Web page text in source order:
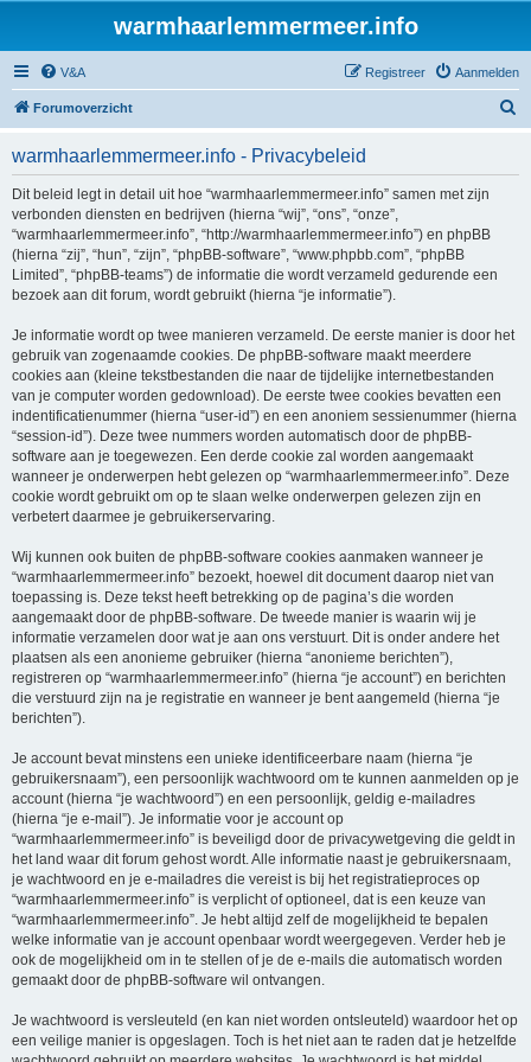
warmhaarlemmermeer.info
V&A Aanmelden
Registreer
Forumoverzicht
warmhaarlemmermeer.info - Privacybeleid
Dit beleid legt in detail uit hoe “warmhaarlemmermeer.info” samen met zijn
verbonden diensten en bedrijven (hierna “wij”, “ons”, “onze”,
“warmhaarlemmermeer.info”, “http://warmhaarlemmermeer.info”) en phpBB
(hierna “zij”, “hun”, “zijn”, “phpBB-software”, “www.phpbb.com”, “phpBB
Limited”, “phpBB-teams”) de informatie die wordt verzameld gedurende een
bezoek aan dit forum, wordt gebruikt (hierna “je informatie”).
Je informatie wordt op twee manieren verzameld. De eerste manier is door het
gebruik van zogenaamde cookies. De phpBB-software maakt meerdere
cookies aan (kleine tekstbestanden die naar de tijdelijke internetbestanden
van je computer worden gedownload). De eerste twee cookies bevatten een
indentificatienummer (hierna “user-id”) en een anoniem sessienummer (hierna
“session-id”). Deze twee nummers worden automatisch door de phpBB-
software aan je toegewezen. Een derde cookie zal worden aangemaakt
wanneer je onderwerpen hebt gelezen op “warmhaarlemmermeer.info”. Deze
cookie wordt gebruikt om op te slaan welke onderwerpen gelezen zijn en
verbetert daarmee je gebruikerservaring.
Wij kunnen ook buiten de phpBB-software cookies aanmaken wanneer je
“warmhaarlemmermeer.info” bezoekt, hoewel dit document daarop niet van
toepassing is. Deze tekst heeft betrekking op de pagina’s die worden
aangemaakt door de phpBB-software. De tweede manier is waarin wij je
informatie verzamelen door wat je aan ons verstuurt. Dit is onder andere het
plaatsen als een anonieme gebruiker (hierna “anonieme berichten”),
registreren op “warmhaarlemmermeer.info” (hierna “je account”) en berichten
die verstuurd zijn na je registratie en wanneer je bent aangemeld (hierna “je
berichten”).
Je account bevat minstens een unieke identificeerbare naam (hierna “je
gebruikersnaam”), een persoonlijk wachtwoord om te kunnen aanmelden op je
account (hierna “je wachtwoord”) en een persoonlijk, geldig e-mailadres
(hierna “je e-mail”). Je informatie voor je account op
“warmhaarlemmermeer.info” is beveiligd door de privacywetgeving die geldt in
het land waar dit forum gehost wordt. Alle informatie naast je gebruikersnaam,
je wachtwoord en je e-mailadres die vereist is bij het registratieproces op
“warmhaarlemmermeer.info” is verplicht of optioneel, dat is een keuze van
“warmhaarlemmermeer.info”. Je hebt altijd zelf de mogelijkheid te bepalen
welke informatie van je account openbaar wordt weergegeven. Verder heb je
ook de mogelijkheid om in te stellen of je de e-mails die automatisch worden
gemaakt door de phpBB-software wil ontvangen.
Je wachtwoord is versleuteld (en kan niet worden ontsleuteld) waardoor het op
een veilige manier is opgeslagen. Toch is het niet aan te raden dat je hetzelfde